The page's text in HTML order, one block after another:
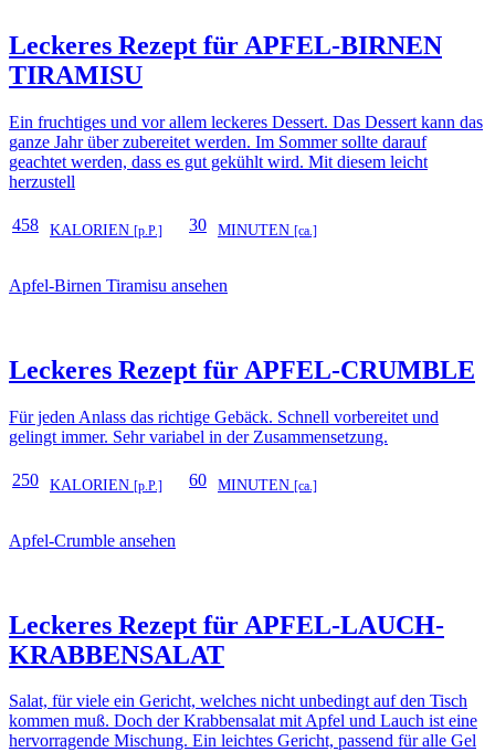
Leckeres Rezept für APFEL-BIRNEN
TIRAMISU
Ein fruchtiges und vor allem leckeres Dessert. Das Dessert kann das
ganze Jahr über zubereitet werden. Im Sommer sollte darauf
geachtet werden, dass es gut gekühlt wird. Mit diesem leicht
herzustell
458 KALORIEN [p.P.] 30 MINUTEN [ca.]
Apfel-Birnen Tiramisu ansehen
Leckeres Rezept für APFEL-CRUMBLE
Für jeden Anlass das richtige Gebäck. Schnell vorbereitet und
gelingt immer. Sehr variabel in der Zusammensetzung.
250 KALORIEN [p.P.] 60 MINUTEN [ca.]
Apfel-Crumble ansehen
Leckeres Rezept für APFEL-LAUCH-
KRABBENSALAT
Salat, für viele ein Gericht, welches nicht unbedingt auf den Tisch
kommen muß. Doch der Krabbensalat mit Apfel und Lauch ist eine
hervorragende Mischung. Ein leichtes Gericht, passend für alle Gel